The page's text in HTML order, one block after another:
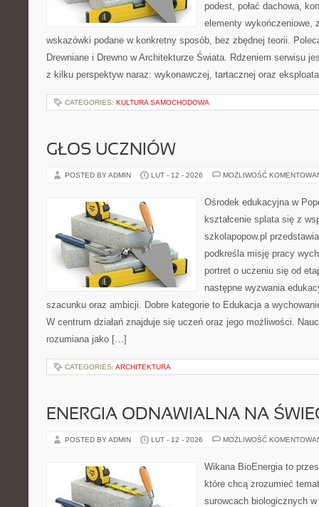
podest, połać dachowa,
elementy wykończeniowe,
wskazówki podane w konkretny sposób, bez zbędnej teorii.
Drewniane i Drewno w Architekturze Świata. Rdzeniem serwisu
z kilku perspektyw naraz: wykonawczej, tartacznej oraz
CATEGORIES: KULTURA SAMOCHODOWA
GŁOS UCZNIÓW
POSTED BY ADMIN LUT - 12 - 2026 MOŻLIWOŚĆ
Ośrodek edukacyjna w
kształcenie splata się z
szkolapopow.pl
podkreśla misję pracy
portret o uczeniu się od
następne wyzwania
szacunku oraz ambicji. Dobre kategorie to Edukacja a
W centrum działań znajduje się uczeń oraz jego możliwości.
rozumiana jako […]
CATEGORIES: ARCHITEKTURA
ENERGIA ODNAWIALNA NA
POSTED BY ADMIN LUT - 12 - 2026 MOŻLIWOŚĆ
Wikana BioEnergia to
które chcą zrozumieć
surowcach biologicznych